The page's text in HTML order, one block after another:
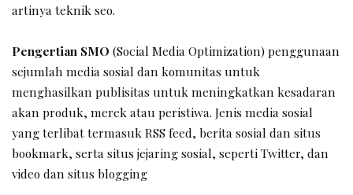
artinya teknik seo.
Pengertian SMO (Social Media Optimization) penggunaan
sejumlah media sosial dan komunitas untuk
menghasilkan publisitas untuk meningkatkan kesadaran
akan produk, merek atau peristiwa. Jenis media sosial
yang terlibat termasuk RSS feed, berita sosial dan situs
bookmark, serta situs jejaring sosial, seperti Twitter, dan
video dan situs blogging